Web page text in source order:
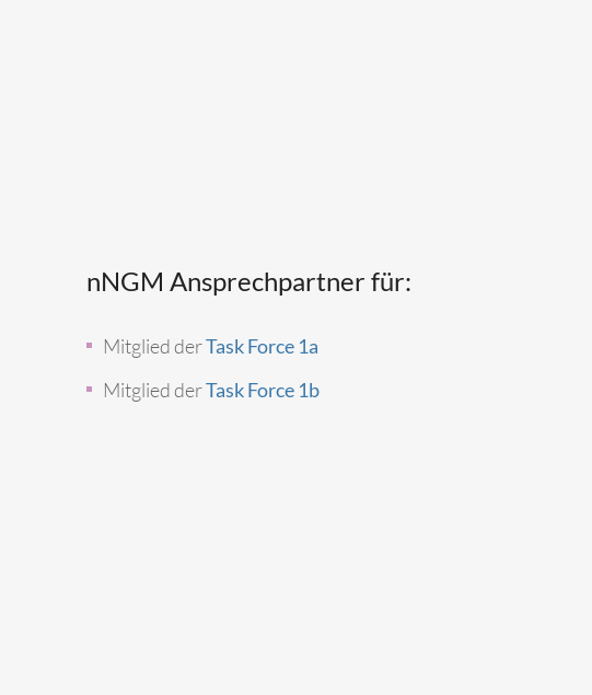
nNGM Ansprechpartner für:
Mitglied derTask Force 1a
Mitglied derTask Force 1b